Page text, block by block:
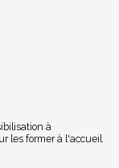
à
les former à l'accueil